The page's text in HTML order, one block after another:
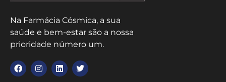
Na Farmácia Cósmica, a sua
saúde e bem-estar são a nossa
prioridade número um.